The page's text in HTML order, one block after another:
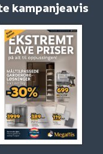
kampanjeavis